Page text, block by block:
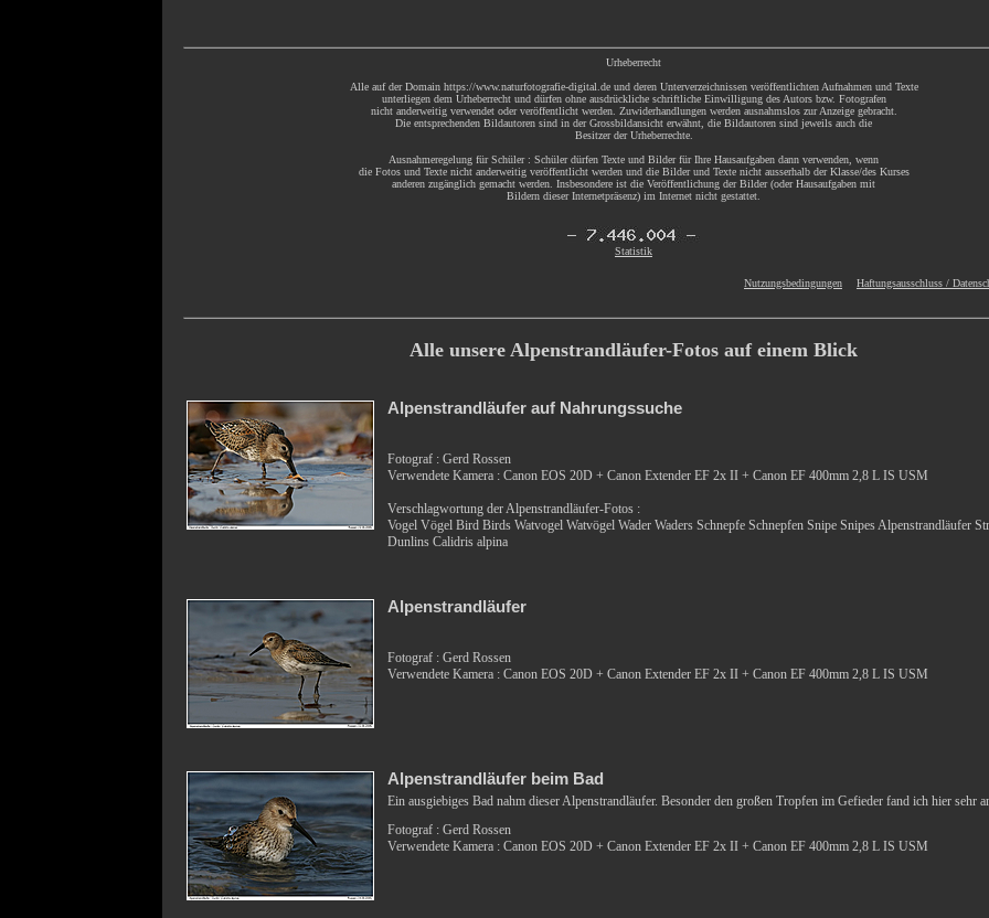
Urheberrecht
Alle auf der Domain https://www.naturfotografie-digital.de und deren Unterverzeichnissen veröffentlichten Aufnahmen und Texte
unterliegen dem Urheberrecht und dürfen ohne ausdrückliche schriftliche Einwilligung des Autors bzw. Fotografen
nicht anderweitig verwendet oder veröffentlicht werden. Zuwiderhandlungen werden ausnahmslos zur Anzeige gebracht.
Die entsprechenden Bildautoren sind in der Grossbildansicht erwähnt, die Bildautoren sind jeweils auch die
Besitzer der Urheberrechte.
Ausnahmeregelung für Schüler : Schüler dürfen Texte und Bilder für Ihre Hausaufgaben dann verwenden, wenn
die Fotos und Texte nicht anderweitig veröffentlicht werden und die Bilder und Texte nicht ausserhalb der Klasse/des Kurses
anderen zugänglich gemacht werden. Insbesondere ist die Veröffentlichung der Bilder (oder Hausaufgaben mit
Bildern dieser Internetpräsenz) im Internet nicht gestattet.
Statistik
Nutzungsbedingungen Haftungsausschluss /
Alle unsere Alpenstrandläufer-Fotos auf einem Blick
Alpenstrandläufer auf Nahrungssuche
Fotograf : Gerd Rossen
Verwendete Kamera : Canon EOS 20D + Canon Extender EF 2x II + Canon EF 400mm 2,8 L IS USM
Verschlagwortung der Alpenstrandläufer-Fotos :
Vogel Vögel Bird Birds Watvogel Watvögel Wader Waders Schnepfe Schnepfen Snipe Snipes Alpenstrandläufer
Dunlins Calidris alpina
Alpenstrandläufer
Fotograf : Gerd Rossen
Verwendete Kamera : Canon EOS 20D + Canon Extender EF 2x II + Canon EF 400mm 2,8 L IS USM
Alpenstrandläufer beim Bad
Ein ausgiebiges Bad nahm dieser Alpenstrandläufer. Besonder den großen Tropfen im Gefieder fand ich hier sehr
Fotograf : Gerd Rossen
Verwendete Kamera : Canon EOS 20D + Canon Extender EF 2x II + Canon EF 400mm 2,8 L IS USM